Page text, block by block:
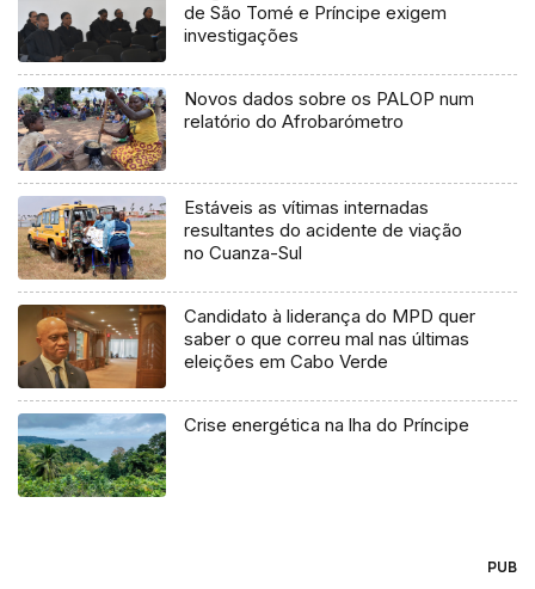
de São Tomé e Príncipe exigem
investigações
Novos dados sobre os PALOP num
relatório do Afrobarómetro
Estáveis as vítimas internadas
resultantes do acidente de viação
no Cuanza-Sul
Candidato à liderança do MPD quer
saber o que correu mal nas últimas
eleições em Cabo Verde
Crise energética na lha do Príncipe
PUB